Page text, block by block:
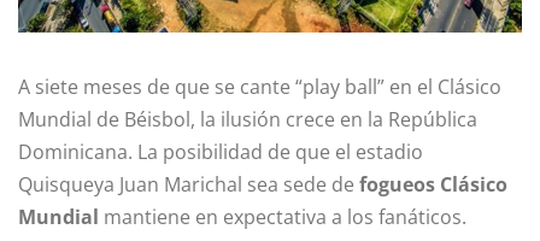
A siete meses de que se cante “play ball” en el Clásico
Mundial de Béisbol, la ilusión crece en la República
Dominicana. La posibilidad de que el estadio
Quisqueya Juan Marichal sea sede de fogueos Clásico
Mundial mantiene en expectativa a los fanáticos.